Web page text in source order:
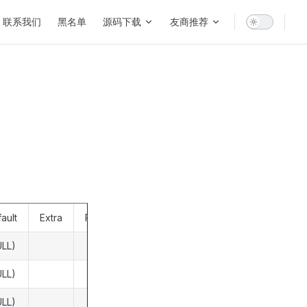
联系我们 黑名单 源码下载 友商推荐
Extra Privileges